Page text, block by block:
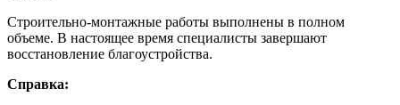
Строительно-монтажные работы выполнены в полном
объеме. В настоящее время специалисты завершают
восстановление благоустройства.
Справка: